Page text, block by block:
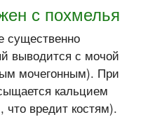
с похмелья
существенно
выводится с мочой
мочегонным). При
кальцием
что вредит костям).